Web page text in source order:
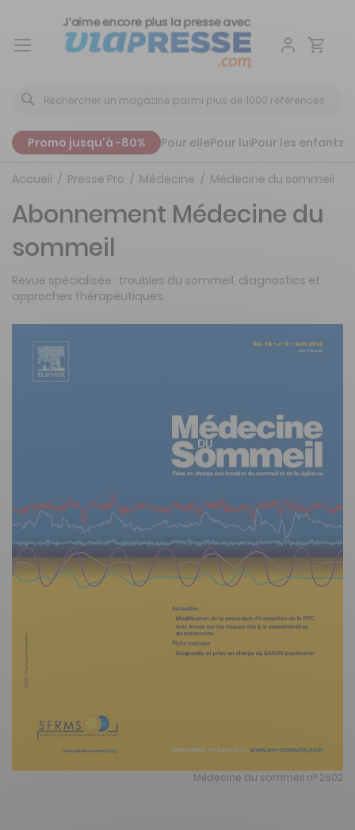
Aller
Promo jusqu'à -80% Pour ellePour luiPour les enfants
Accueil Presse Pro Médecine Médecine du sommeil
Médecine du sommeil n° 2602
Abonnement Médecine du
sommeil
Revue spécialisée : troubles du sommeil, diagnostics et
approches thérapeutiques.